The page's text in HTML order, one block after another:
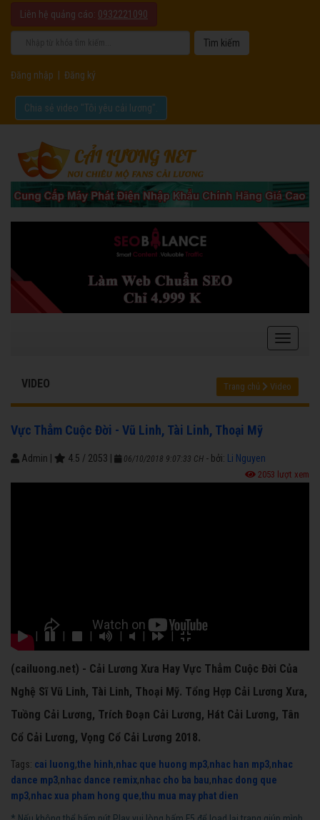
Liên hệ quảng cáo: 0932221090
Đăng nhập Đăng ký
Chia sẻ video "Tôi yêu cải lương".
VIDEO Trang chủ Video
Vực Thẳm Cuộc Đời - Vũ Linh, Tài Linh, Thoại Mỹ
Admin 4.5 / 2053 06/10/2018 9:07:33 CH - bởi: Li Nguyen
2053 lượt xem
(cailuong.net) - Cải Lương Xưa Hay Vực Thẳm Cuộc Đời Của
Nghệ Sĩ Vũ Linh, Tài Linh, Thoại Mỹ. Tổng Hợp Cải Lương Xưa,
Tuồng Cải Lương, Trích Đoạn Cải Lương, Hát Cải Lương, Tân
Cổ Cải Lương, Vọng Cổ Cải Lương 2018.
Tags: cai luong,the hinh,nhac que huong mp3,nhac han mp3,nhac
dance mp3,nhac dance remix,nhac cho ba bau,nhac dong que
mp3,nhac xua pham hong que,thu mua may phat dien